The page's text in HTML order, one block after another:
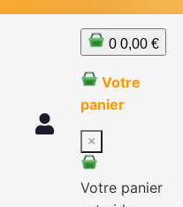
0 0,00 €
Votre
panier
×
Votre panier